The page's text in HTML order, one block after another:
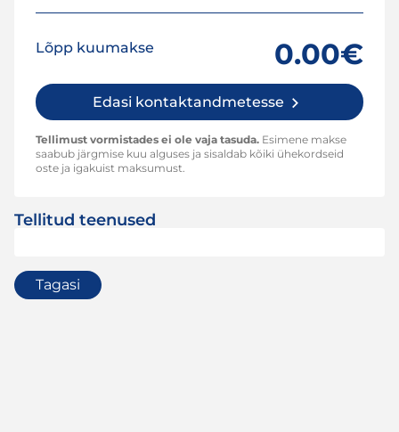
Lõpp kuumakse 0.00€
Edasi kontaktandmetesse
Tellimust vormistades ei ole vaja tasuda. Esimene makse
saabub järgmise kuu alguses ja sisaldab kõiki ühekordseid
oste ja igakuist maksumust.
Tellitud teenused
Tagasi